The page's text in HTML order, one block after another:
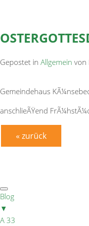
Gepostet in Allgemein von
Gemeindehaus
anschlieÃŸend
« zurück
Blog
▼
A 33